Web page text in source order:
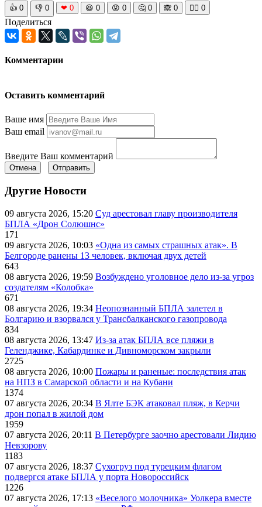
👍 0 👎 0 ❤ 0 😆 0 😡 0 🤔 0 🙈 0 🧘‍♀️ 0
Поделиться
Комментарии
Оставить комментарий
Ваше имя
Ваш email
Введите Ваш комментарий
Отмена Отправить
Другие Новости
09 августа 2026, 15:20 Суд арестовал главу производителя
БПЛА «Дрон Солюшнс»
171
09 августа 2026, 10:03 «Одна из самых страшных атак». В
Белгороде ранены 13 человек, включая двух детей
643
08 августа 2026, 19:59 Возбуждено уголовное дело из-за угроз
создателям «Колобка»
671
08 августа 2026, 19:34 Неопознанный БПЛА залетел в
Болгарию и взорвался у Трансбалканского газопровода
834
08 августа 2026, 13:47 Из-за атак БПЛА все пляжи в
Геленджике, Кабардинке и Дивноморском закрыли
2725
08 августа 2026, 10:00 Пожары и раненые: последствия атак
на НПЗ в Самарской области и на Кубани
1374
07 августа 2026, 20:34 В Ялте БЭК атаковал пляж, в Керчи
дрон попал в жилой дом
1959
07 августа 2026, 20:11 В Петербурге заочно арестовали Лидию
Невзорову
1183
07 августа 2026, 18:37 Сухогруз под турецким флагом
подвергся атаке БПЛА у порта Новороссийск
1226
07 августа 2026, 17:13 «Веселого молочника» Уолкера вместе